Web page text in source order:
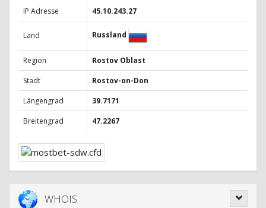
IP Adresse 45.10.243.27
Land Russland
Region
Rostov Oblast
Stadt
Rostov-on-Don
Längengrad
39.7171
Breitengrad
47.2267
WHOIS